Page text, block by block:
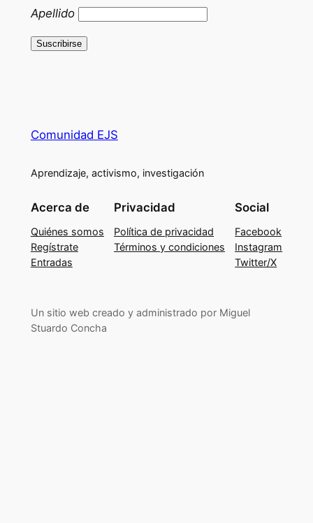
Apellido
Comunidad EJS
Aprendizaje, activismo, investigación
Acerca de
Quiénes somos
Regístrate
Entradas
Privacidad
Política de privacidad
Términos y condiciones
Social
Facebook
Instagram
Twitter/X
Un sitio web creado y administrado por Miguel
Stuardo Concha